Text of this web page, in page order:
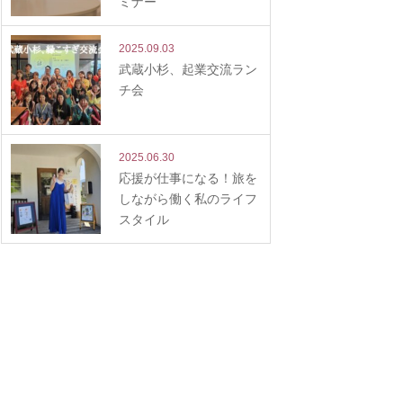
2025.09.03
武蔵小杉、起業交流ラン
チ会
2025.06.30
応援が仕事になる！旅を
しながら働く私のライフ
スタイル